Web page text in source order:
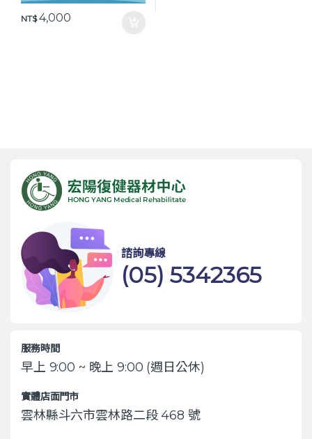
NT$4,000
諮詢專線
(05) 5342365
服務時間
早上 9:00 ~ 晚上 9:00 (週日公休)
實體店面門市
雲林縣斗六市雲林路二段 468 號